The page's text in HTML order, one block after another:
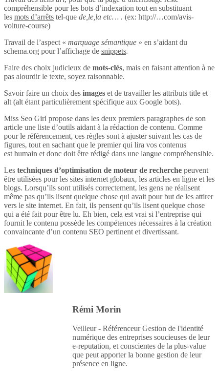
compréhensible pour les bots d’indexation tout en substituant
les mots d’arrêts tel-que de,le,la etc… . (ex: http://…com/avis-
voiture-course)
Travail de l’aspect « marquage sémantique » en s’aidant du
schema.org pour l’affichage de snippets.
Faire des choix judicieux de mots-clés, mais en faisant attention à ne
pas alourdir le texte, soyez raisonnable.
Savoir faire un choix des images et de travailler les attributs title et
alt (alt étant particulièrement spécifique aux Google bots).
Miss Seo Girl propose dans les deux premiers paragraphes de son
article une liste d’outils aidant à la rédaction de contenu. Comme
pour le référencement, ces règles sont à ajuster suivant les cas de
figures, tout en sachant que le premier qui lira vos contenus
est humain et donc doit être rédigé dans une langue compréhensible.
Les techniques d’optimisation de moteur de recherche peuvent
être utilisées pour les sites internet globaux, les articles en ligne et les
blogs. Lorsqu’ils sont utilisés correctement, les gens ne réalisent
même pas qu’ils lisent quelque chose qui avait pour but de les attirer
vers le site internet. En fait, ils pensent qu’ils lisent quelque chose
qui a été fait pour être lu. Eh bien, cela est vrai si l’entreprise qui
fournit le contenu possède les compétences nécessaires à la création
convaincante d’un contenu SEO pertinent et divertissant.
Rémi Morin
Veilleur - Référenceur Gestion de l'identité
numérique des entreprises soucieuses de leur
e-reputation, et conscientes de la plus-value
que peut apporter la bonne gestion de leur
présence en ligne.